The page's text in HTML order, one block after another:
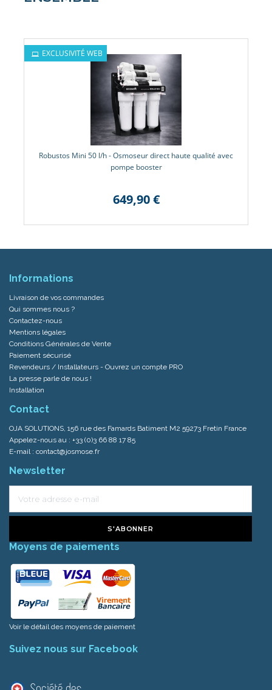
Robustos Mini 50 l/h - Osmoseur direct haute qualité avec
pompe booster
649,90 €
EXCLUSIVITÉ WEB
Informations
Livraison de vos commandes
Qui sommes nous ?
Contactez-nous
Mentions légales
Conditions Générales de Vente
Paiement sécurisé
Revendeurs / Installateurs - Ouvrez un compte PRO
La presse parle de nous !
Installation
Contact
OJA SOLUTIONS, 156 rue des Famards Batiment M2 59273 Fretin France
Appelez-nous au : +33 (0)3 66 88 17 85
E-mail : contact@josmose.fr
Newsletter
S'ABONNER
Moyens de paiements
Voir le détail des moyens de paiement
Suivez nous sur Facebook